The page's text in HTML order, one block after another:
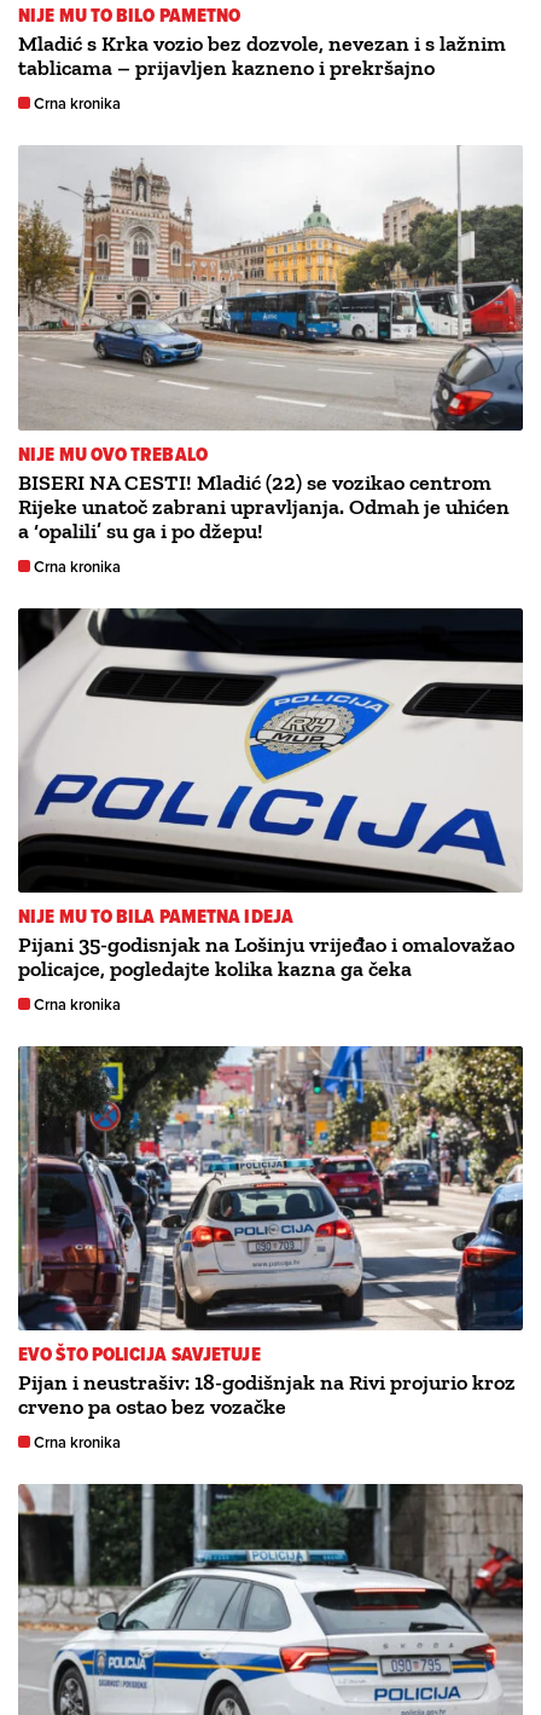
NIJE MU TO BILO PAMETNO
Mladić s Krka vozio bez dozvole, nevezan i s lažnim
tablicama – prijavljen kazneno i prekršajno
Crna kronika
NIJE MU OVO TREBALO
BISERI NA CESTI! Mladić (22) se vozikao centrom
Rijeke unatoč zabrani upravljanja. Odmah je uhićen
a ‘opalili’ su ga i po džepu!
Crna kronika
NIJE MU TO BILA PAMETNA IDEJA
Pijani 35-godisnjak na Lošinju vrijeđao i omalovažao
policajce, pogledajte kolika kazna ga čeka
Crna kronika
EVO ŠTO POLICIJA SAVJETUJE
Pijan i neustrašiv: 18-godišnjak na Rivi projurio kroz
crveno pa ostao bez vozačke
Crna kronika